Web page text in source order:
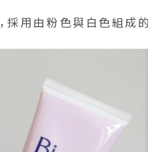
採用由粉色與白色組成